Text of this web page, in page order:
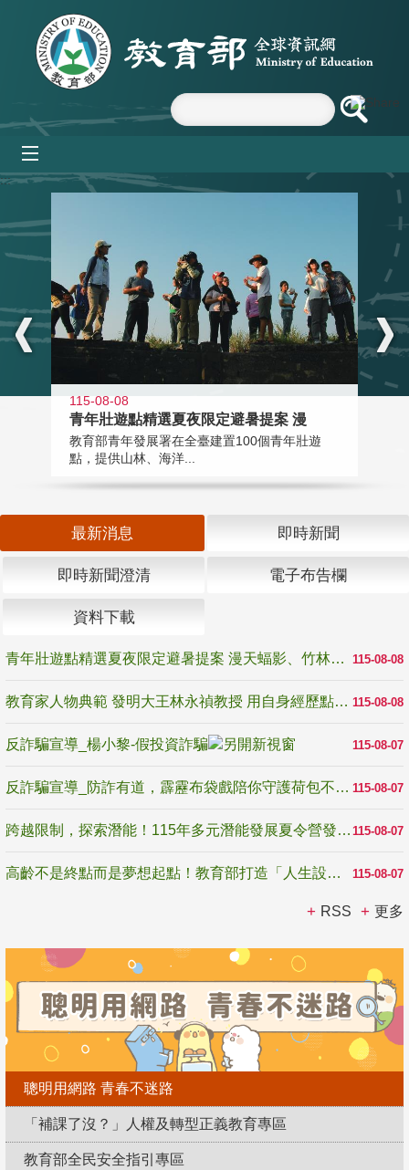
跳到主要內容區塊
:::
115-08-08
青年壯遊點精選夏夜限定避暑提案 漫
教育部青年發展署在全臺建置100個青年壯遊
點，提供山林、海洋...
最新消息 即時新聞
即時新聞澄清 電子布告欄
資料下載
115-08-08
青年壯遊點精選夏夜限定避暑提案 漫天蝠影、竹林尋蛙、茶香夜觀 邀青年暮色出發
115-08-08
教育家人物典範 發明大王林永禎教授 用自身經歷點亮學生的路
115-08-07
反詐騙宣導_楊小黎-假投資詐騙
115-08-07
反詐騙宣導_防詐有道，霹靂布袋戲陪你守護荷包不受騙
115-08-07
跨越限制，探索潛能！115年多元潛能發展夏令營發掘生命無限可能
115-08-07
高齡不是終點而是夢想起點！教育部打造「人生設計夢工場」 參展第3屆高齡健康產業博覽會
RSS 更多
聰明用網路 青春不迷路
「補課了沒？」人權及轉型正義教育專區
教育部全民安全指引專區